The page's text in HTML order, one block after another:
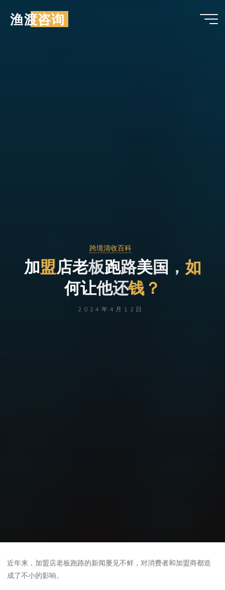
渔渡咨询
跨境清收百科
加盟店老板跑路美国 ， 如
何让他还钱？
2024年4月12日
近年来，加盟店老板跑路的新闻屡见不鲜，对消费者和加盟商都造
成了不小的影响。